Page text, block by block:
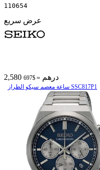
110654
عرض سريع
2,580 درهم ≈ $697
ساعة معصم سیکو الطراز SSC817P1